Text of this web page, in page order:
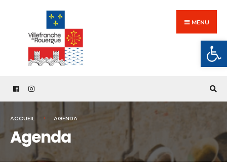
content
MENU
ACCUEIL AGENDA
Agenda